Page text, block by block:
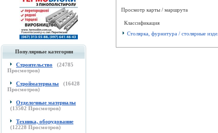
Популярные категории
Строительство (24785
Просмотров)
Стройматериалы (16428
Просмотров)
Отделочные материалы
(13502 Просмотров)
Техника, оборудование
(12228 Просмотров)
Просмотр карты / маршрута
Классификация
Столярка, фурнитура / столярные